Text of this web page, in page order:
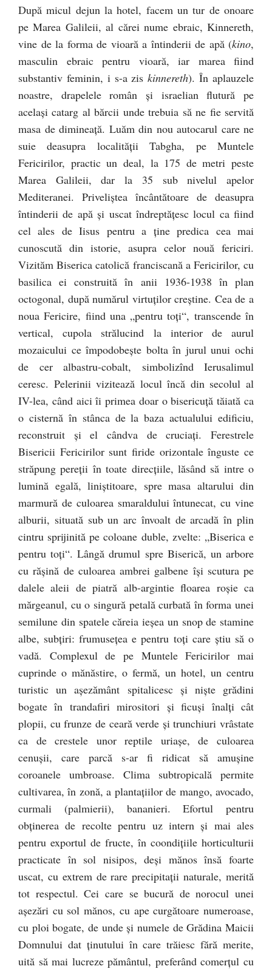
După micul dejun la hotel, facem un tur de onoare
pe Marea Galileii, al cărei nume ebraic, Kinnereth,
vine de la forma de vioară a întinderii de apă (kino,
masculin ebraic pentru vioară, iar marea fiind
substantiv feminin, i s-a ziskinnereth). În aplauzele
noastre, drapelele român şi israelian flutură pe
acelaşi catarg al bărcii unde trebuia să ne fie servită
masa de dimineaţă. Luăm din nou autocarul care ne
suie deasupra localităţii Tabgha, pe Muntele
Fericirilor, practic un deal, la 175 de metri peste
Marea Galileii, dar la 35 sub nivelul apelor
Mediteranei. Priveliştea încântătoare de deasupra
întinderii de apă şi uscat îndreptăţesc locul ca fiind
cel ales de Iisus pentru a ţine predica cea mai
cunoscută din istorie, asupra celor nouă fericiri.
Vizităm Biserica catolică franciscană a Fericirilor, cu
basilica ei construită în anii 1936-1938 în plan
octogonal, după numărul virtuţilor creştine. Cea de a
noua Fericire, fiind una „pentru toţi“, transcende în
vertical, cupola strălucind la interior de aurul
mozaicului ce împodobeşte bolta în jurul unui ochi
de cer albastru-cobalt, simbolizînd Ierusalimul
ceresc. Pelerinii vizitează locul încă din secolul al
IV-lea, când aici îi primea doar o bisericuţă tăiată ca
o cisternă în stânca de la baza actualului edificiu,
reconstruit şi el cândva de cruciaţi. Ferestrele
Bisericii Fericirilor sunt firide orizontale înguste ce
străpung pereţii în toate direcţiile, lăsând să intre o
lumină egală, liniştitoare, spre masa altarului din
marmură de culoarea smaraldului întunecat, cu vine
alburii, situată sub un arc învoalt de arcadă în plin
cintru sprijinită pe coloane duble, zvelte: „Biserica e
pentru toţi“. Lângă drumul spre Biserică, un arbore
cu răşină de culoarea ambrei galbene îşi scutura pe
dalele aleii de piatră alb-argintie floarea roşie ca
mărgeanul, cu o singură petală curbată în forma unei
semilune din spatele căreia ieşea un snop de stamine
albe, subţiri: frumuseţea e pentru toţi care ştiu să o
vadă. Complexul de pe Muntele Fericirilor mai
cuprinde o mănăstire, o fermă, un hotel, un centru
turistic un aşezământ spitalicesc şi nişte grădini
bogate în trandafiri mirositori şi ficuşi înalţi cât
plopii, cu frunze de ceară verde şi trunchiuri vrâstate
ca de crestele unor reptile uriaşe, de culoarea
cenuşii, care parcă s-ar fi ridicat să amuşine
coroanele umbroase. Clima subtropicală permite
cultivarea, în zonă, a plantaţiilor de mango, avocado,
curmali (palmierii), bananieri. Efortul pentru
obţinerea de recolte pentru uz intern şi mai ales
pentru exportul de fructe, în coondiţiile horticulturii
practicate în sol nisipos, deşi mănos însă foarte
uscat, cu extrem de rare precipitaţii naturale, merită
tot respectul. Cei care se bucură de norocul unei
aşezări cu sol mănos, cu ape curgătoare numeroase,
cu ploi bogate, de unde şi numele de Grădina Maicii
Domnului dat ţinutului în care trăiesc fără merite,
uită să mai lucreze pământul, preferând comerţul cu